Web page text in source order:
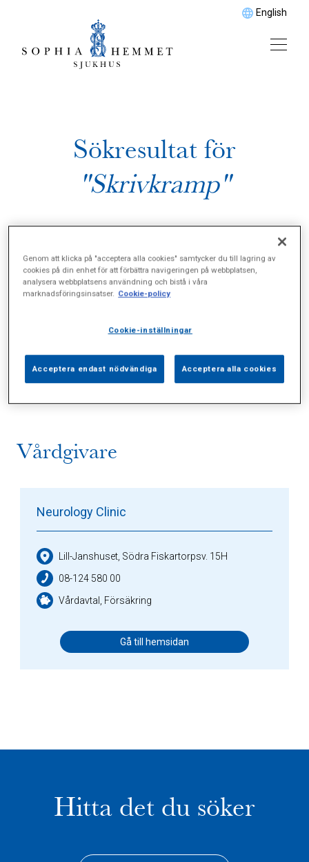
English
Sökresultat för
"Skrivkramp"
Sidor (0) Press (0) Sophianytt (0)
Vårdgivare
Neurology Clinic
Lill-Janshuset, Södra Fiskartorpsv. 15H
08-124 580 00
Vårdavtal, Försäkring
Gå till hemsidan
Hitta det du söker
Genom att klicka på "acceptera alla cookies" samtycker du till lagring av
cookies på din enhet för att förbättra navigeringen på webbplatsen,
analysera webbplatsens användning och bistå i våra
marknadsföringsinsatser. Cookie-policy
Cookie-inställningar
Acceptera endast nödvändiga Acceptera alla cookies